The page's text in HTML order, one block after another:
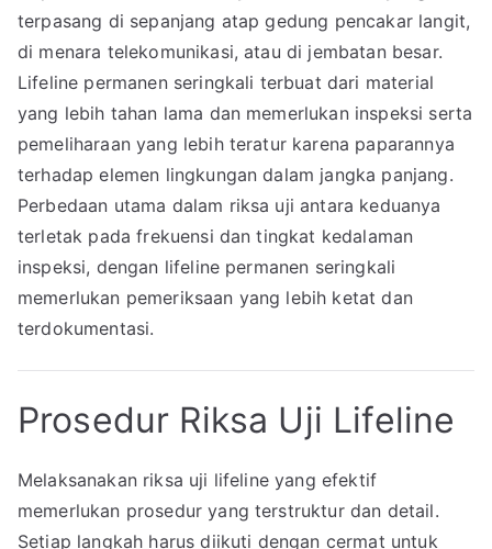
terpasang di sepanjang atap gedung pencakar langit,
di menara telekomunikasi, atau di jembatan besar.
Lifeline permanen seringkali terbuat dari material
yang lebih tahan lama dan memerlukan inspeksi serta
pemeliharaan yang lebih teratur karena paparannya
terhadap elemen lingkungan dalam jangka panjang.
Perbedaan utama dalam riksa uji antara keduanya
terletak pada frekuensi dan tingkat kedalaman
inspeksi, dengan lifeline permanen seringkali
memerlukan pemeriksaan yang lebih ketat dan
terdokumentasi.
Prosedur Riksa Uji Lifeline
Melaksanakan riksa uji lifeline yang efektif
memerlukan prosedur yang terstruktur dan detail.
Setiap langkah harus diikuti dengan cermat untuk